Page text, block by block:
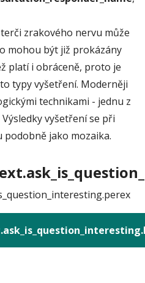
zrakového nervu může
mohou být již prokázány
platí i obráceně, proto je
typy vyšetření. Moderněji
technikami - jednu z
vyšetření se při
jako mozaika.